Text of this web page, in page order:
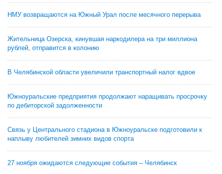
НМУ возвращаются на Южный Урал после месячного перерыва
Жительница Озерска, кинувшая наркодилера на три миллиона
рублей, отправится в колонию
В Челябинской области увеличили транспортный налог вдвое
Южноуральские предприятия продолжают наращивать просрочку
по дебиторской задолженности
Связь у Центрального стадиона в Южноуральске подготовили к
наплыву любителей зимних видов спорта
27 ноября ожидаются следующие события – Челябинск